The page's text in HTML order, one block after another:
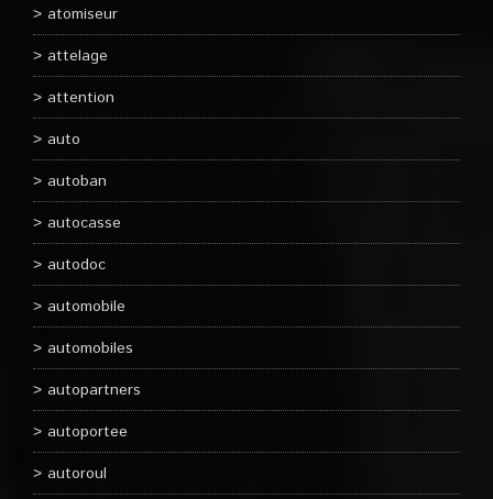
atomiseur
attelage
attention
auto
autoban
autocasse
autodoc
automobile
automobiles
autopartners
autoportee
autoroul